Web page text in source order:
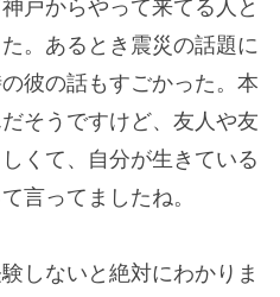
戸からやって来てる人と
。あるとき震災の話題に
彼の話もすごかった。本
そうですけど、友人や友
くて、自分が生きている
言ってましたね。
しないと絶対にわかりま